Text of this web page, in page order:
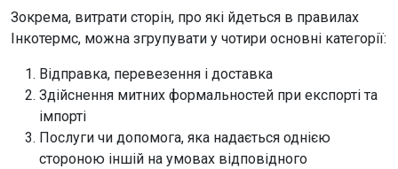
Зокрема, витрати сторін, про які йдеться в правилах
Інкотермс, можна згрупувати у чотири основні категорії:
Відправка, перевезення і доставка
Здійснення митних формальностей при експорті та
імпорті
Послуги чи допомога, яка надається однією
стороною іншій на умовах відповідного